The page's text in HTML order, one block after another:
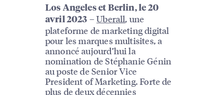
Los Angeles et Berlin, le 20
avril 2023 –Uberall, une
plateforme de marketing digital
pour les marques multisites, a
annoncé aujourd’hui la
nomination de Stéphanie Génin
au poste de Senior Vice
President of Marketing. Forte de
plus de deux décennies